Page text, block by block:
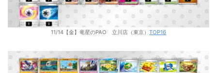
11/14【金】竜星のPAO 立川店（東京） TOP16